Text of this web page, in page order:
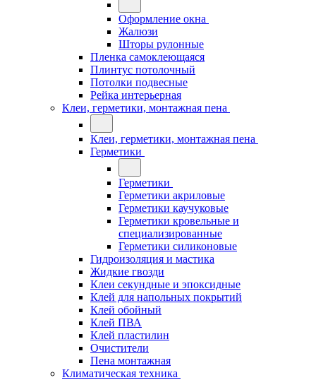
Оформление окна
Жалюзи
Шторы рулонные
Пленка самоклеющаяся
Плинтус потолочный
Потолки подвесные
Рейка интерьерная
Клеи, герметики, монтажная пена
Клеи, герметики, монтажная пена
Герметики
Герметики
Герметики акриловые
Герметики каучуковые
Герметики кровельные и
специализированные
Герметики силиконовые
Гидроизоляция и мастика
Жидкие гвозди
Клеи секундные и эпоксидные
Клей для напольных покрытий
Клей обойный
Клей ПВА
Клей пластилин
Очистители
Пена монтажная
Климатическая техника